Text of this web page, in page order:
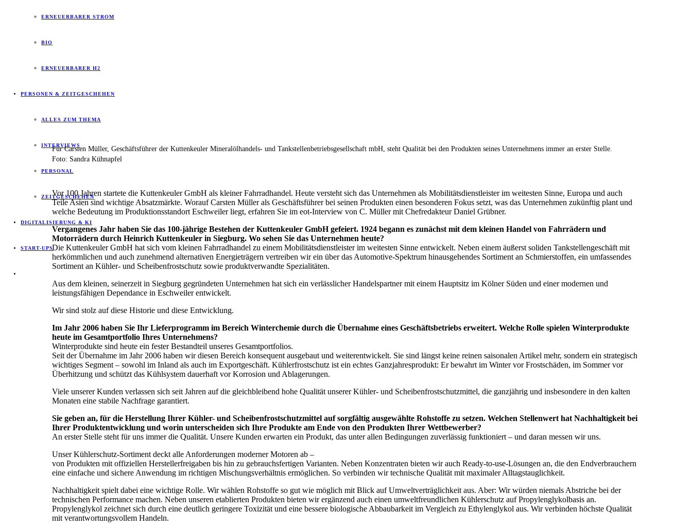
ERNEUERBARER STROM
BIO
ERNEUERBARER H2
PERSONEN & ZEITGESCHEHEN
ALLES ZUM THEMA
INTERVIEWS
PERSONAL
ZEITGESCHEHEN
DIGITALISIERUNG & KI
START-UPS
Für Carsten Müller, Geschäftsführer der Kuttenkeuler Mineralölhandels- und Tankstellenbetriebsgesellschaft mbH, steht Qualität bei den Produkten seines Unternehmens immer an erster Stelle.
Foto: Sandra Kühnapfel
Vor 100 Jahren startete die Kuttenkeuler GmbH als kleiner Fahrradhandel. Heute versteht sich das Unternehmen als Mobilitätsdienstleister im weitesten Sinne, Europa und auch
Teile Asien sind wichtige Absatzmärkte. Worauf Carsten Müller als Geschäftsführer bei seinen Produkten einen besonderen Fokus setzt, was das Unternehmen zukünftig plant und
welche Bedeutung im Produktionsstandort Eschweiler liegt, erfahren Sie im eot-Interview von C. Müller mit Chefredakteur Daniel Grübner.
Vergangenes Jahr haben Sie das 100-jährige Bestehen der Kuttenkeuler GmbH gefeiert. 1924 begann es zunächst mit dem kleinen Handel von Fahrrädern und
Motorrädern durch Heinrich Kuttenkeuler in Siegburg. Wo sehen Sie das Unternehmen heute?
Die Kuttenkeuler GmbH hat sich vom kleinen Fahrradhandel zu einem Mobilitätsdienstleister im weitesten Sinne entwickelt. Neben einem äußerst soliden Tankstellengeschäft mit
herkömmlichen und auch zunehmend alternativen Energieträgern vertreiben wir ein über das Automotive-Spektrum hinausgehendes Sortiment an Schmierstoffen, ein umfassendes
Sortiment an Kühler- und Scheibenfrostschutz sowie produktverwandte Spezialitäten.
Aus dem kleinen, seinerzeit in Siegburg gegründeten Unternehmen hat sich ein verlässlicher Handelspartner mit einem Hauptsitz im Kölner Süden und einer modernen und
leistungsfähigen Dependance in Eschweiler entwickelt.
Wir sind stolz auf diese Historie und diese Entwicklung.
Im Jahr 2006 haben Sie Ihr Lieferprogramm im Bereich Winterchemie durch die Übernahme eines Geschäftsbetriebs erweitert. Welche Rolle spielen Winterprodukte
heute im Gesamtportfolio Ihres Unternehmens?
Winterprodukte sind heute ein fester Bestandteil unseres Gesamtportfolios.
Seit der Übernahme im Jahr 2006 haben wir diesen Bereich konsequent ausgebaut und weiterentwickelt. Sie sind längst keine reinen saisonalen Artikel mehr, sondern ein strategisch
wichtiges Segment – sowohl im Inland als auch im Exportgeschäft. Kühlerfrostschutz ist ein echtes Ganzjahresprodukt: Er bewahrt im Winter vor Frostschäden, im Sommer vor
Überhitzung und schützt das Kühlsystem dauerhaft vor Korrosion und Ablagerungen.
Viele unserer Kunden verlassen sich seit Jahren auf die gleichbleibend hohe Qualität unserer Kühler- und Scheibenfrostschutzmittel, die ganzjährig und insbesondere in den kalten
Monaten eine stabile Nachfrage garantiert.
Sie geben an, für die Herstellung Ihrer Kühler- und Scheibenfrostschutzmittel auf sorgfältig ausgewählte Rohstoffe zu setzen. Welchen Stellenwert hat Nachhaltigkeit bei
Ihrer Produktentwicklung und worin unterscheiden sich Ihre Produkte am Ende von den Produkten Ihrer Wettbewerber?
An erster Stelle steht für uns immer die Qualität. Unsere Kunden erwarten ein Produkt, das unter allen Bedingungen zuverlässig funktioniert – und daran messen wir uns.
Unser Kühlerschutz-Sortiment deckt alle Anforderungen moderner Motoren ab –
von Produkten mit offiziellen Herstellerfreigaben bis hin zu gebrauchsfertigen Varianten. Neben Konzentraten bieten wir auch Ready-to-use-Lösungen an, die den Endverbrauchern
eine einfache und sichere Anwendung im richtigen Mischungsverhältnis ermöglichen. So verbinden wir technische Qualität mit maximaler Alltagstauglichkeit.
Nachhaltigkeit spielt dabei eine wichtige Rolle. Wir wählen Rohstoffe so gut wie möglich mit Blick auf Umweltverträglichkeit aus. Aber: Wir würden niemals Abstriche bei der
technischen Performance machen. Neben unseren etablierten Produkten bieten wir ergänzend auch einen umweltfreundlichen Kühlerschutz auf Propylenglykolbasis an.
Propylenglykol zeichnet sich durch eine deutlich geringere Toxizität und eine bessere biologische Abbaubarkeit im Vergleich zu Ethylenglykol aus. Wir verbinden höchste Qualität
mit verantwortungsvollem Handeln.